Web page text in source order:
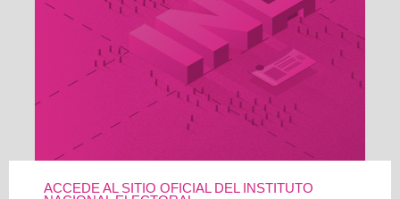
ACCEDE AL SITIO OFICIAL DEL INSTITUTO